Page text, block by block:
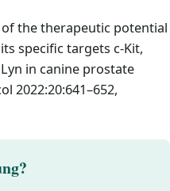
of the therapeutic potential
specific targets c-Kit,
Lyn in canine prostate
2022:20:641–652,